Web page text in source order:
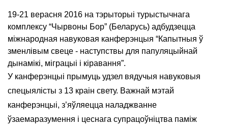
19-21 верасня 2016 на тэрыторыі турыстычнага
комплексу “Чырвоны Бор” (Беларусь) адбудзецца
міжнародная навуковая канферэнцыя “Капытныя ў
зменлівым свеце - наступствы для папуляцыйнай
дынамікі, міграцыі і кіравання”.
У канферэнцыі прымуць удзел вядучыя навуковыя
спецыялісты з 13 краін свету. Важнай мэтай
канферэнцыі, з’яўляецца наладжванне
ўзаемаразумення і цеснага супрацоўніцтва паміж